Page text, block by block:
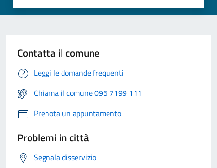
Contatta il comune
Leggi le domande frequenti
Chiama il comune 095 7199 111
Prenota un appuntamento
Problemi in città
Segnala disservizio